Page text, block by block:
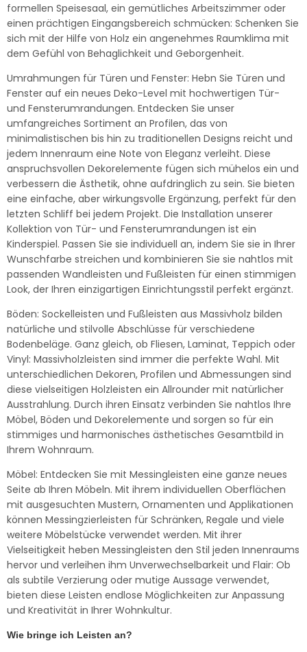
formellen Speisesaal, ein gemütliches Arbeitszimmer oder
einen prächtigen Eingangsbereich schmücken: Schenken Sie
sich mit der Hilfe von Holz ein angenehmes Raumklima mit
dem Gefühl von Behaglichkeit und Geborgenheit.
Umrahmungen für Türen und Fenster: Hebn Sie Türen und
Fenster auf ein neues Deko-Level mit hochwertigen Tür-
und Fensterumrandungen. Entdecken Sie unser
umfangreiches Sortiment an Profilen, das von
minimalistischen bis hin zu traditionellen Designs reicht und
jedem Innenraum eine Note von Eleganz verleiht. Diese
anspruchsvollen Dekorelemente fügen sich mühelos ein und
verbessern die Ästhetik, ohne aufdringlich zu sein. Sie bieten
eine einfache, aber wirkungsvolle Ergänzung, perfekt für den
letzten Schliff bei jedem Projekt. Die Installation unserer
Kollektion von Tür- und Fensterumrandungen ist ein
Kinderspiel. Passen Sie sie individuell an, indem Sie sie in Ihrer
Wunschfarbe streichen und kombinieren Sie sie nahtlos mit
passenden Wandleisten und Fußleisten für einen stimmigen
Look, der Ihren einzigartigen Einrichtungsstil perfekt ergänzt.
Böden: Sockelleisten und Fußleisten aus Massivholz bilden
natürliche und stilvolle Abschlüsse für verschiedene
Bodenbeläge. Ganz gleich, ob Fliesen, Laminat, Teppich oder
Vinyl: Massivholzleisten sind immer die perfekte Wahl. Mit
unterschiedlichen Dekoren, Profilen und Abmessungen sind
diese vielseitigen Holzleisten ein Allrounder mit natürlicher
Ausstrahlung. Durch ihren Einsatz verbinden Sie nahtlos Ihre
Möbel, Böden und Dekorelemente und sorgen so für ein
stimmiges und harmonisches ästhetisches Gesamtbild in
Ihrem Wohnraum.
Möbel: Entdecken Sie mit Messingleisten eine ganze neues
Seite ab Ihren Möbeln. Mit ihrem individuellen Oberflächen
mit ausgesuchten Mustern, Ornamenten und Applikationen
können Messingzierleisten für Schränken, Regale und viele
weitere Möbelstücke verwendet werden. Mit ihrer
Vielseitigkeit heben Messingleisten den Stil jeden Innenraums
hervor und verleihen ihm Unverwechselbarkeit und Flair: Ob
als subtile Verzierung oder mutige Aussage verwendet,
bieten diese Leisten endlose Möglichkeiten zur Anpassung
und Kreativität in Ihrer Wohnkultur.
Wie bringe ich Leisten an?